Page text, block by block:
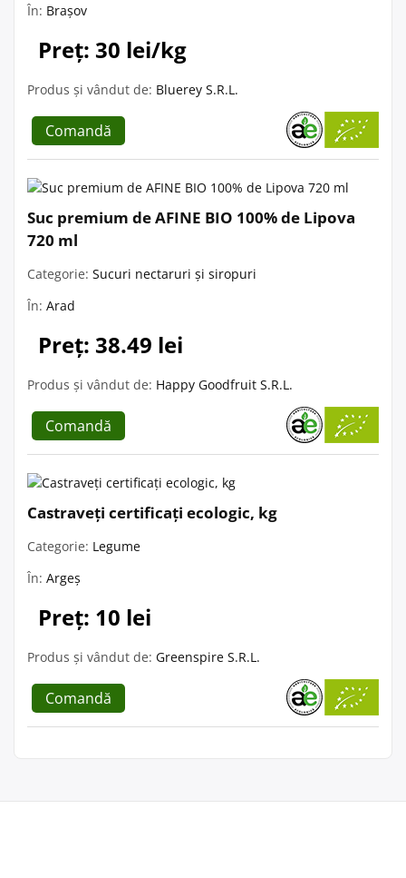
În: Brașov
Preț: 30 lei/kg
Produs și vândut de: Bluerey S.R.L.
Comandă
Suc premium de AFINE BIO 100% de Lipova
720 ml
Categorie: Sucuri nectaruri și siropuri
În: Arad
Preț: 38.49 lei
Produs și vândut de: Happy Goodfruit S.R.L.
Comandă
Castraveți certificați ecologic, kg
Categorie: Legume
În: Argeș
Preț: 10 lei
Produs și vândut de: Greenspire S.R.L.
Comandă